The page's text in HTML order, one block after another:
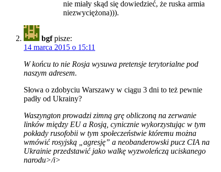
nie miały skąd się dowiedzieć, że ruska armia
niezwyciężona))).
bgf pisze:
14 marca 2015 o 15:11
W końcu to nie Rosja wysuwa pretensje terytorialne pod
naszym adresem.
Słowa o zdobyciu Warszawy w ciągu 3 dni to też pewnie
padły od Ukrainy?
Waszyngton prowadzi zimną grę obliczoną na zerwanie
linków między EU a Rosją, cynicznie wykorzystując w tym
pokłady rusofobii w tym społeczeństwie któremu można
wmówić rosyjską „agresję” a neobanderowski pucz CIA na
Ukrainie przedstawić jako walkę wyzwoleńczą uciskanego
narodu>/i>